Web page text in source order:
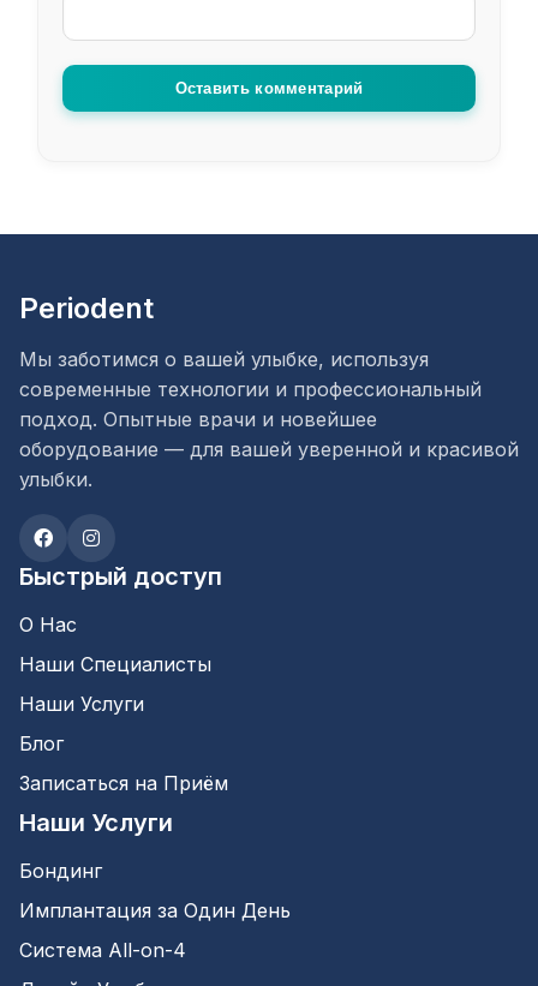
Оставить комментарий
Periodent
Мы заботимся о вашей улыбке, используя
современные технологии и профессиональный
подход. Опытные врачи и новейшее
оборудование — для вашей уверенной и красивой
улыбки.
Быстрый доступ
О Нас
Наши Специалисты
Наши Услуги
Блог
Записаться на Приём
Наши Услуги
Бондинг
Имплантация за Один День
Система All-on-4